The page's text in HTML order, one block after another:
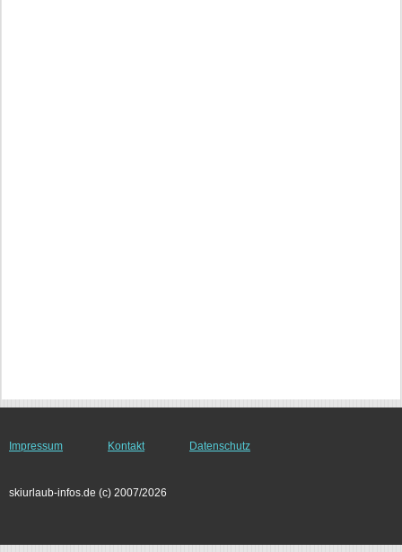
Impressum Kontakt Datenschutz
skiurlaub-infos.de (c) 2007/2026